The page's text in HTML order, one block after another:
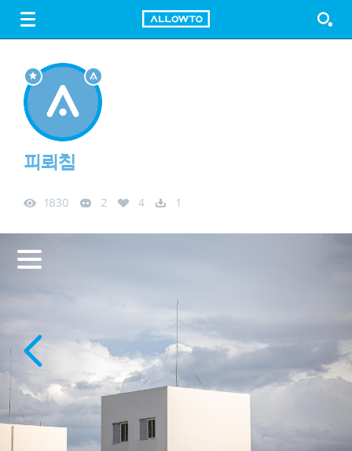
FREE DOWNLOAD
피뢰침
1830 2 4 1